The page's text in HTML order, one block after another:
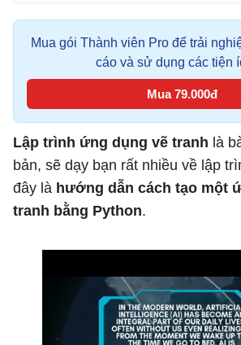
Mua gói Thành viên Pro để trải
cáo và sử dụng các tiện
Mua 79.000đ
Lập trình ứng dụng vẽ tranh là
bản, sẽ dạy bạn rất nhiều về lập
đây là hướng dẫn cách tạo một
tranh bằng Python.